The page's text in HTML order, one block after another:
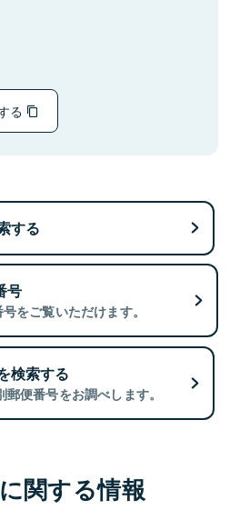
る
する
号
をご覧いただけます。
検索する
便番号をお調べします。
関する情報